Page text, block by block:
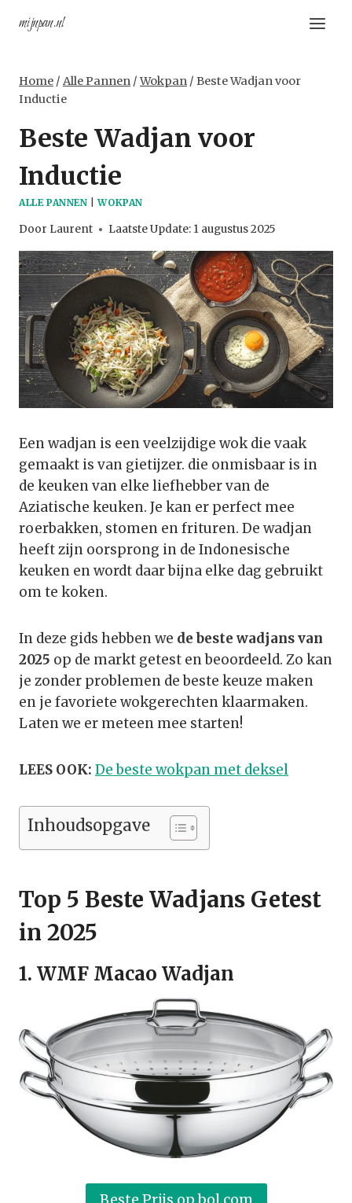
naarmijnpan.nl
Home / Alle Pannen / Wokpan / Beste Wadjan voor
Inductie
Beste Wadjan voor
Inductie
ALLE PANNEN |WOKPAN
Door Laurent Laatste Update: 1 augustus 2025
Een wadjan is een veelzijdige wok die vaak
gemaakt is van gietijzer. die onmisbaar is in
de keuken van elke liefhebber van de
Aziatische keuken. Je kan er perfect mee
roerbakken, stomen en frituren. De wadjan
heeft zijn oorsprong in de Indonesische
keuken en wordt daar bijna elke dag gebruikt
om te koken.
In deze gids hebben we de beste wadjans van
2025 op de markt getest en beoordeeld. Zo kan
je zonder problemen de beste keuze maken
en je favoriete wokgerechten klaarmaken.
Laten we er meteen mee starten!
LEES OOK: De beste wokpan met deksel
Inhoudsopgave
Top 5 Beste Wadjans Getest
in 2025
1. WMF Macao Wadjan